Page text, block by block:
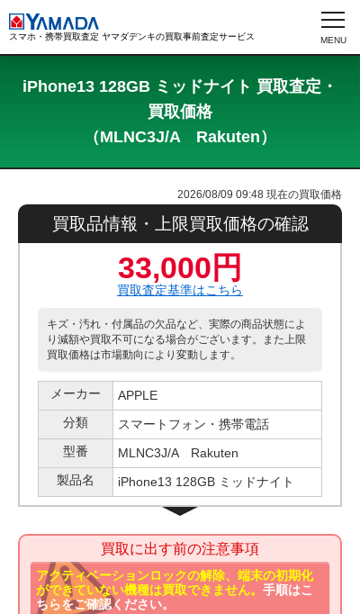
スマホ・携帯買取査定 ヤマダデンキの買取事前査定サービス
iPhone13 128GB ミッドナイト 買取査定・
買取価格
（MLNC3J/A Rakuten）
2026/08/09 09:48 現在の買取価格
買取品情報・上限買取価格の確認
33,000円
買取査定基準はこちら
キズ・汚れ・付属品の欠品など、実際の商品状態によ
り減額や買取不可になる場合がございます。また上限
買取価格は市場動向により変動します。
メーカー
APPLE
分類
スマートフォン・携帯電話
型番
MLNC3J/A Rakuten
製品名
iPhone13 128GB ミッドナイト
買取に出す前の注意事項
アクティベーションロックの解除、端末の初期化
ができていない機種は買取できません。手順はこ
ちらをご確認ください。